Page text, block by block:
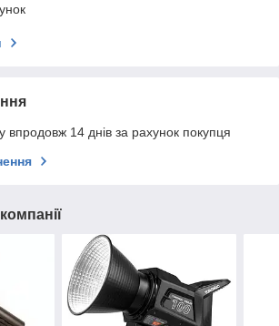
впродовж 14 днів за рахунок покупця